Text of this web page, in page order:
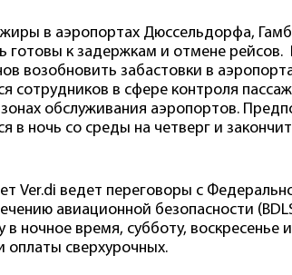
в аэропортах Дюссельдорфа,
готовы к задержкам и отмене рейсов.
возобновить забастовки в
сотрудников в сфере контроля
обслуживания аэропортов.
в ночь со среды на четверг и
Ver.di ведет переговоры с
авиационной безопасности
в ночное время, субботу, воскресенье
сверхурочных.